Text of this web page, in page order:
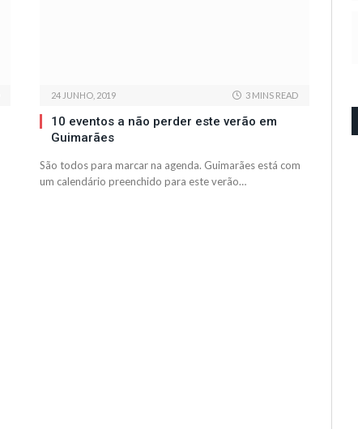
24 JUNHO, 2019 3 MINS READ
10 eventos a não perder este verão em
Guimarães
São todos para marcar na agenda. Guimarães está com
um calendário preenchido para este verão…